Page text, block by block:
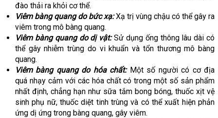
đào thải ra khỏi cơ thể.
Viêm bàng quang do bức xạ:Xạ trị vùng chậu có thể gây ra
viêm trong mô bàng quang.
Viêm bàng quang do dị vật:Sử dụng ống thông lâu dài có
thể gây nhiễm trùng do vi khuẩn và tổn thương mô bàng
quang.
Viêm bàng quang do hóa chất:Một số người có cơ địa
quá nhạy cảm với các hóa chất có trong một số sản phẩm
nhất định, chẳng hạn như sữa tắm bong bóng, thuốc xịt vệ
sinh phụ nữ, thuốc diệt tinh trùng và có thể xuất hiện phản
ứng dị ứng trong bàng quang, gây viêm.